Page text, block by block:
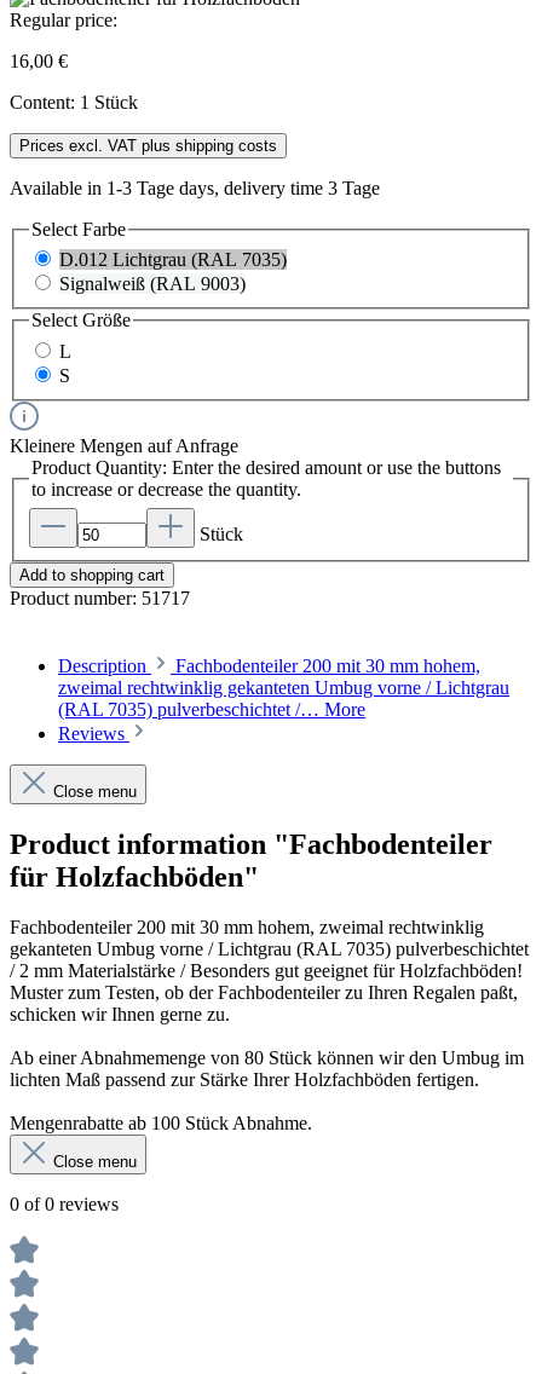
Regular price:
16,00 €
Content: 1 Stück
Prices excl. VAT plus shipping costs
Available in 1-3 Tage days, delivery time 3 Tage
Select Farbe
D.012 Lichtgrau (RAL 7035)
Signalweiß (RAL 9003)
SelectGröße
L
S
Kleinere Mengen auf Anfrage
Product Quantity: Enter the desired amount or use the buttons
to increase or decrease the quantity.
Stück
Add to shopping cart
Product number: 51717
Description
Fachbodenteiler 200 mit 30 mm hohem,
zweimal rechtwinklig gekanteten Umbug vorne / Lichtgrau
(RAL 7035) pulverbeschichtet /… More
Reviews
Close menu
Product information "Fachbodenteiler
für Holzfachböden"
Fachbodenteiler 200 mit 30 mm hohem, zweimal rechtwinklig
gekanteten Umbug vorne / Lichtgrau (RAL 7035) pulverbeschichtet
/ 2 mm Materialstärke / Besonders gut geeignet für Holzfachböden!
Muster zum Testen, ob der Fachbodenteiler zu Ihren Regalen paßt,
schicken wir Ihnen gerne zu.
Ab einer Abnahmemenge von 80 Stück können wir den Umbug im
lichten Maß passend zur Stärke Ihrer Holzfachböden fertigen.
Mengenrabatte ab 100 Stück Abnahme.
Close menu
0 of 0 reviews